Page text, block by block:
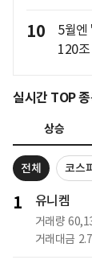
10
5월엔
120
실시간 TOP
상승
전체 코스
1 유니켐
거래량
거래대금